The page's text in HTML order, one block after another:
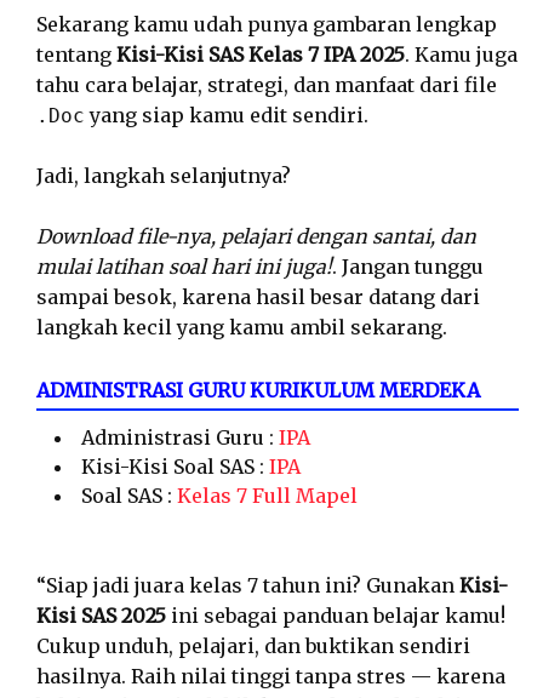
Sekarang kamu udah punya gambaran lengkap
tentang Kisi-Kisi SAS Kelas 7 IPA 2025. Kamu juga
tahu cara belajar, strategi, dan manfaat dari file
.Doc yang siap kamu edit sendiri.
Jadi, langkah selanjutnya?
Download file-nya, pelajari dengan santai, dan
mulai latihan soal hari ini juga!. Jangan tunggu
sampai besok, karena hasil besar datang dari
langkah kecil yang kamu ambil sekarang.
ADMINISTRASI GURU KURIKULUM MERDEKA
Administrasi Guru : IPA
Kisi-Kisi Soal SAS : IPA
Soal SAS : Kelas 7 Full Mapel
“Siap jadi juara kelas 7 tahun ini? Gunakan Kisi-
Kisi SAS 2025 ini sebagai panduan belajar kamu!
Cukup unduh, pelajari, dan buktikan sendiri
hasilnya. Raih nilai tinggi tanpa stres — karena